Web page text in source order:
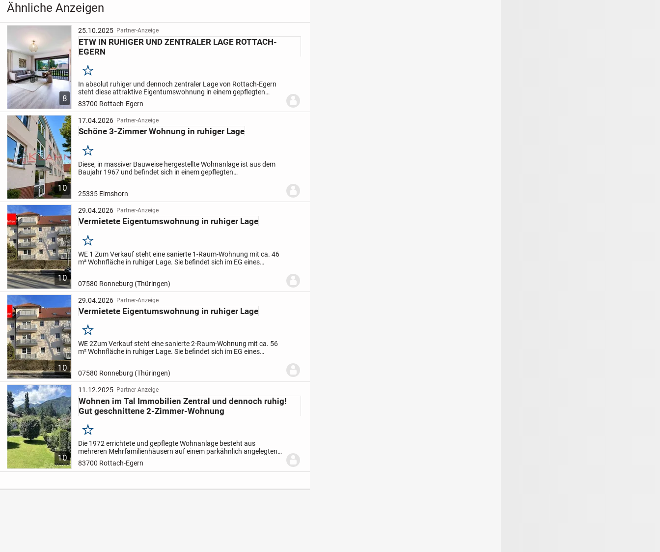
Ähnliche Anzeigen
8
25.10.2025 Partner-Anzeige
ETW IN RUHIGER UND ZENTRALER LAGE ROTTACH-
EGERN
Merken
In absolut ruhiger und dennoch zentraler Lage von Rottach-Egern
steht diese attraktive Eigentumswohnung in einem gepflegten
Mehrfamilienhaus mit insgesamt 13 Wohneinheiten zum
Verkauf.Die Wohnung...
83700 Rottach-Egern
10
17.04.2026 Partner-Anzeige
Schöne 3-Zimmer Wohnung in ruhiger Lage
Merken
Diese, in massiver Bauweise hergestellte Wohnanlage ist aus dem
Baujahr 1967 und befindet sich in einem gepflegten
25335 Elmshorn
10
29.04.2026 Partner-Anzeige
Vermietete Eigentumswohnung in ruhiger Lage
Merken
WE 1Zum Verkauf steht eine sanierte 1-Raum-Wohnung mit ca. 46
m² Wohnfläche in ruhiger Lage. Sie befindet sich im EG eines
07580 Ronneburg (Thüringen)
10
29.04.2026 Partner-Anzeige
Vermietete Eigentumswohnung in ruhiger Lage
Merken
WE 2Zum Verkauf steht eine sanierte 2-Raum-Wohnung mit ca. 56
m² Wohnfläche in ruhiger Lage. Sie befindet sich im EG eines
07580 Ronneburg (Thüringen)
10
11.12.2025 Partner-Anzeige
Wohnen im Tal Immobilien Zentral und dennoch ruhig!
Gut geschnittene 2-Zimmer-Wohnung
Merken
Die 1972 errichtete und gepflegte Wohnanlage besteht aus
mehreren Mehrfamilienhäusern auf einem parkähnlich angelegten
Grundstück.
Die angebotene Eigentumswohnung befindet sich im 1.
Obergeschoss und...
83700 Rottach-Egern